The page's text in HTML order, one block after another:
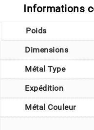
Informations
Poids
Dimensions
Métal Type
Expédition
Métal Couleur